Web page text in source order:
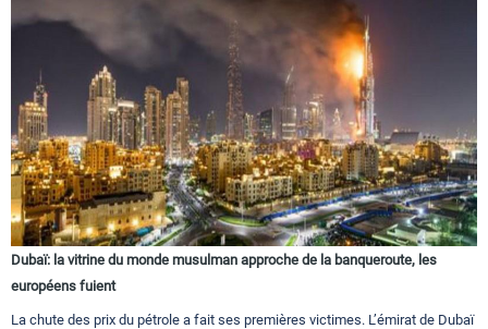
Dubaï: la vitrine du monde musulman approche de la banqueroute, les
européens fuient
La chute des prix du pétrole a fait ses premières victimes. L’émirat de Dubaï